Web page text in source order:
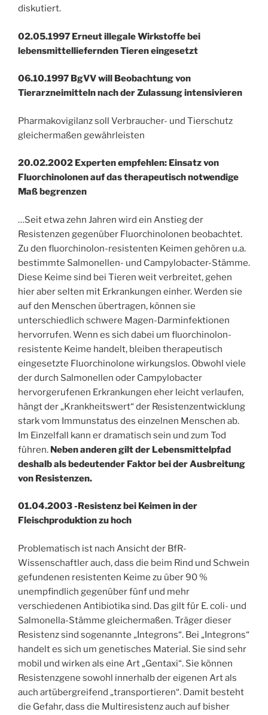
diskutiert.
02.05.1997 Erneut illegale Wirkstoffe bei
lebensmittelliefernden Tieren eingesetzt
06.10.1997 BgVV will Beobachtung von
Tierarzneimitteln nach der Zulassung intensivieren
Pharmakovigilanz soll Verbraucher- und Tierschutz
gleichermaßen gewährleisten
20.02.2002 Experten empfehlen: Einsatz von
Fluorchinolonen auf das therapeutisch notwendige
Maß begrenzen
…Seit etwa zehn Jahren wird ein Anstieg der
Resistenzen gegenüber Fluorchinolonen beobachtet.
Zu den fluorchinolon-resistenten Keimen gehören u.a.
bestimmte Salmonellen- und Campylobacter-Stämme.
Diese Keime sind bei Tieren weit verbreitet, gehen
hier aber selten mit Erkrankungen einher. Werden sie
auf den Menschen übertragen, können sie
unterschiedlich schwere Magen-Darminfektionen
hervorrufen. Wenn es sich dabei um fluorchinolon-
resistente Keime handelt, bleiben therapeutisch
eingesetzte Fluorchinolone wirkungslos. Obwohl viele
der durch Salmonellen oder Campylobacter
hervorgerufenen Erkrankungen eher leicht verlaufen,
hängt der „Krankheitswert“ der Resistenzentwicklung
stark vom Immunstatus des einzelnen Menschen ab.
Im Einzelfall kann er dramatisch sein und zum Tod
führen. Neben anderen gilt der Lebensmittelpfad
deshalb als bedeutender Faktor bei der Ausbreitung
von Resistenzen.
01.04.2003 -Resistenz bei Keimen in der
Fleischproduktion zu hoch
Problematisch ist nach Ansicht der BfR-
Wissenschaftler auch, dass die beim Rind und Schwein
gefundenen resistenten Keime zu über 90 %
unempfindlich gegenüber fünf und mehr
verschiedenen Antibiotika sind. Das gilt für E. coli- und
Salmonella-Stämme gleichermaßen. Träger dieser
Resistenz sind sogenannte „Integrons“. Bei „Integrons“
handelt es sich um genetisches Material. Sie sind sehr
mobil und wirken als eine Art „Gentaxi“. Sie können
Resistenzgene sowohl innerhalb der eigenen Art als
auch artübergreifend „transportieren“. Damit besteht
die Gefahr, dass die Multiresistenz auch auf bisher